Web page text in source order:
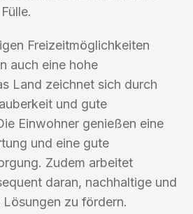
Freizeitmöglichkeiten
auch eine hohe
Land zeichnet sich durch
und gute
Einwohner genießen eine
und eine gute
Zudem arbeitet
daran, nachhaltige und
zu fördern.